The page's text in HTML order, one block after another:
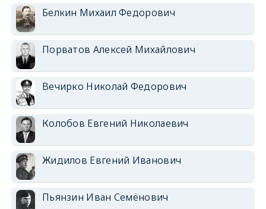
Белкин Михаил Федорович
Порватов Алексей Михайлович
Вечирко Николай Федорович
Колобов Евгений Николаевич
Жидилов Евгений Иванович
Пьянзин Иван Семёнович